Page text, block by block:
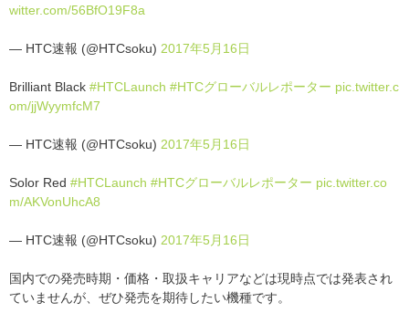
witter.com/56BfO19F8a
— HTC速報 (@HTCsoku) 2017年5月16日
Brilliant Black #HTCLaunch #HTCグローバルレポーター pic.twitter.c
om/jjWyymfcM7
— HTC速報 (@HTCsoku) 2017年5月16日
Solor Red #HTCLaunch #HTCグローバルレポーター pic.twitter.co
m/AKVonUhcA8
— HTC速報 (@HTCsoku) 2017年5月16日
国内での発売時期・価格・取扱キャリアなどは現時点では発表され
ていませんが、ぜひ発売を期待したい機種です。